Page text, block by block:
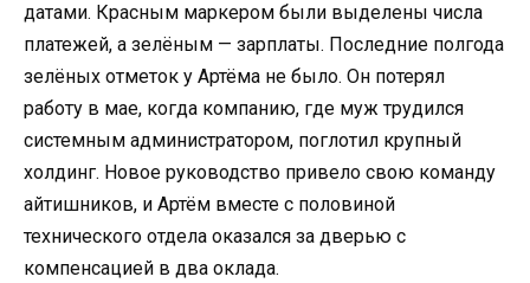
датами. Красным маркером были выделены числа
платежей, а зелёным — зарплаты. Последние полгода
зелёных отметок у Артёма не было. Он потерял
работу в мае, когда компанию, где муж трудился
системным администратором, поглотил крупный
холдинг. Новое руководство привело свою команду
айтишников, и Артём вместе с половиной
технического отдела оказался за дверью с
компенсацией в два оклада.